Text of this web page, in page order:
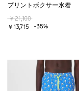
プリントボクサー水着
￥21,100
￥13,715
-35%